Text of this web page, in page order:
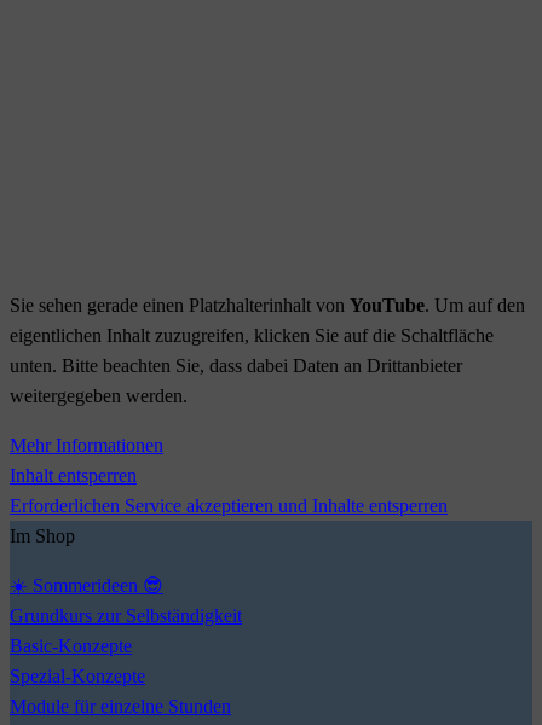
Sie sehen gerade einen Platzhalterinhalt von YouTube. Um auf den
eigentlichen Inhalt zuzugreifen, klicken Sie auf die Schaltfläche
unten. Bitte beachten Sie, dass dabei Daten an Drittanbieter
weitergegeben werden.
Mehr Informationen
Inhalt entsperren
Erforderlichen Service akzeptieren und Inhalte entsperren
Im Shop
☀️ Sommerideen 😎
Grundkurs zur Selbständigkeit
Basic-Konzepte
Spezial-Konzepte
Module für einzelne Stunden